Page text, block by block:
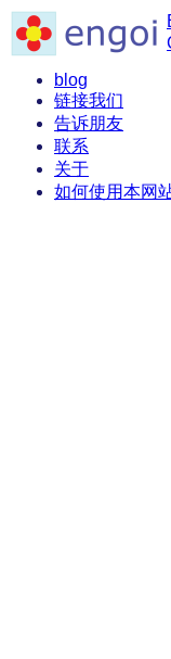
blog
链接我们
告诉朋友
联系
关于
如何使用本网